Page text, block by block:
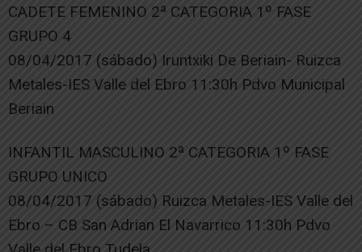
CADETE FEMENINO 2ª CATEGORIA 1º FASE
GRUPO 4
08/04/2017 (sábado) Iruntxiki De Beriain- Ruizca
Metales-IES Valle del Ebro 11:30h Pdvo Municipal
Beriain
INFANTIL MASCULINO 2ª CATEGORIA 1º FASE
GRUPO UNICO
08/04/2017 (sábado) Ruizca Metales-IES Valle del
Ebro – CB San Adrian El Navarrico 11:30h Pdvo